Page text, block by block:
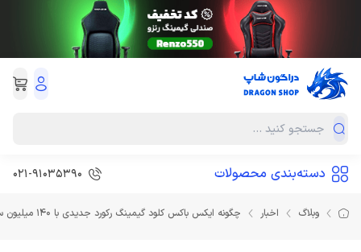
دسته‌بندی محصولات 021-91035390
وبلاگ اخبار چگونه ایکس باکس کلود گیمینگ رکورد جدیدی با 140 میلیون ساعت استریم ثبت کرد